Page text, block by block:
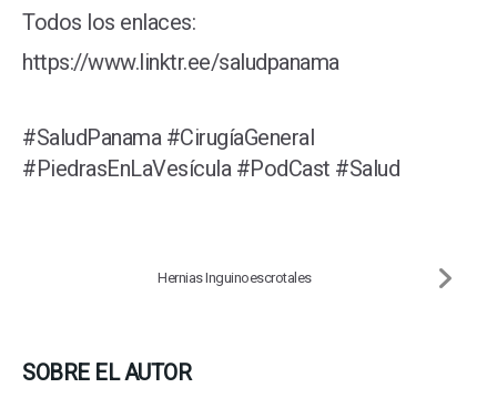
Todos los enlaces:
https://www.linktr.ee/saludpanama
#SaludPanama #CirugíaGeneral
#PiedrasEnLaVesícula #PodCast #Salud
Hernias Inguinoescrotales
SOBRE EL AUTOR